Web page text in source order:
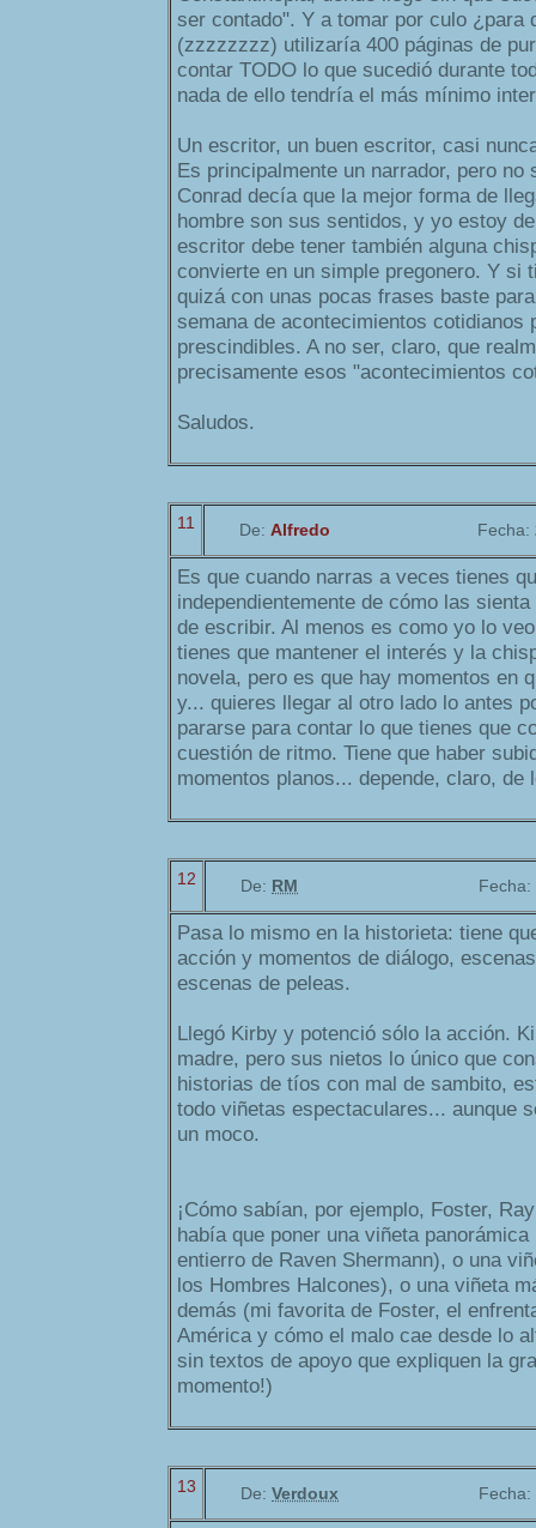
ser contado". Y a tomar por culo ¿para
(zzzzzzzz) utilizaría 400 páginas de
contar TODO lo que sucedió durante
nada de ello tendría el más mínimo
Un escritor, un buen escritor, casi
Es principalmente un narrador, pero no
Conrad decía que la mejor forma de
hombre son sus sentidos, y yo estoy
escritor debe tener también alguna
convierte en un simple pregonero. Y si
quizá con unas pocas frases baste
semana de acontecimientos cotidianos
prescindibles. A no ser, claro, que
precisamente esos "acontecimientos
Saludos.
11 De: Alfredo Fecha:
Es que cuando narras a veces tienes
independientemente de cómo las
de escribir. Al menos es como yo lo
tienes que mantener el interés y la
novela, pero es que hay momentos en
y... quieres llegar al otro lado lo antes
pararse para contar lo que tienes que
cuestión de ritmo. Tiene que haber
momentos planos... depende, claro, de
12 De: RM Fecha:
Pasa lo mismo en la historieta: tiene
acción y momentos de diálogo,
escenas de peleas.
Llegó Kirby y potenció sólo la acción.
madre, pero sus nietos lo único que
historias de tíos con mal de sambito,
todo viñetas espectaculares... aunque
un moco.
¡Cómo sabían, por ejemplo, Foster,
había que poner una viñeta
entierro de Raven Shermann), o una
los Hombres Halcones), o una viñeta
demás (mi favorita de Foster, el
América y cómo el malo cae desde lo
sin textos de apoyo que expliquen la
momento!)
13 De: Verdoux Fecha: